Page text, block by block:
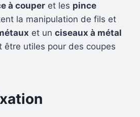
à couperet les pince
la manipulation de fils et
et un ciseaux à métal
être utiles pour des coupes